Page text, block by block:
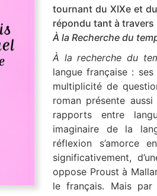
tournant du XIXe et
répondu tant à
À la Recherche du
À la recherche du
langue française :
multiplicité de
roman présente
rapports entre
imaginaire de la
réflexion s’amorce
significativement,
oppose Proust à
le français. Mais